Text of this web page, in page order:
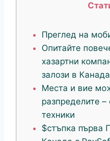
Преглед на
Опитайте
хазартни
залози в
Места и вие
разпределите
техники
$стъпка първа